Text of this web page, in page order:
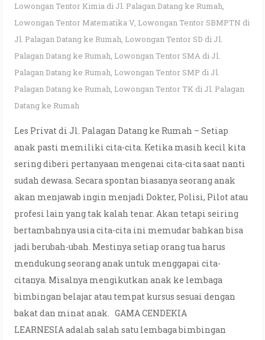
Lowongan Tentor Kimia di Jl. Palagan Datang ke Rumah,
Lowongan Tentor Matematika V, Lowongan Tentor SBMPTN di
Jl. Palagan Datang ke Rumah, Lowongan Tentor SD di Jl.
Palagan Datang ke Rumah, Lowongan Tentor SMA di Jl.
Palagan Datang ke Rumah, Lowongan Tentor SMP di Jl.
Palagan Datang ke Rumah, Lowongan Tentor TK di Jl. Palagan
Datang ke Rumah
Les Privat di Jl. Palagan Datang ke Rumah – Setiap
anak pasti memiliki cita-cita. Ketika masih kecil kita
sering diberi pertanyaan mengenai cita-cita saat nanti
sudah dewasa. Secara spontan biasanya seorang anak
akan menjawab ingin menjadi Dokter, Polisi, Pilot atau
profesi lain yang tak kalah tenar. Akan tetapi seiring
bertambahnya usia cita-cita ini memudar bahkan bisa
jadi berubah-ubah. Mestinya setiap orang tua harus
mendukung seorang anak untuk menggapai cita-
citanya. Misalnya mengikutkan anak ke lembaga
bimbingan belajar atau tempat kursus sesuai dengan
bakat dan minat anak. GAMA CENDEKIA
LEARNESIA adalah salah satu lembaga bimbingan